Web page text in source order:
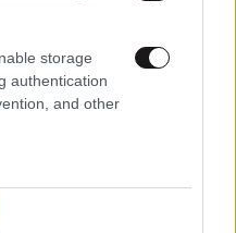
storage
authentication
and other